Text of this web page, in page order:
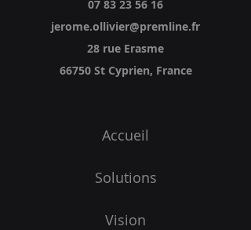
07 83 23 56 16
jerome.ollivier@premline.fr
28 rue Erasme
66750 St Cyprien, France
Accueil
Solutions
Vision